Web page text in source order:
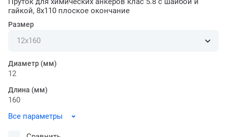
гайкой, 8x110 плоское окончание
Размер
Диаметр (мм)
12
Длина (мм)
160
Все параметры